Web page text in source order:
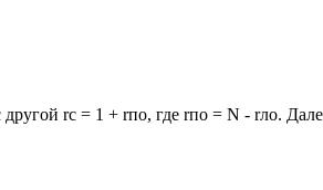
rc = 1 + rпо, где rпо = N - rло.